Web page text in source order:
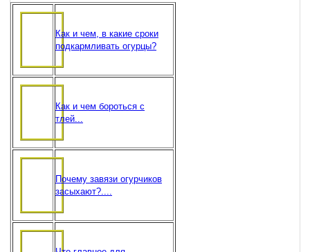
Как и чем, в какие сроки
подкармливать огурцы?
Как и чем бороться с
тлей...
Почему завязи огурчиков
засыхают?....